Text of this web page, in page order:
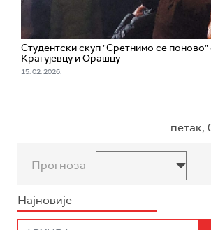
Студентски скуп "Сретнимо се
Крагујевцу и Орашцу
15. 02. 2026.
петак,
Прогноза
Најновије